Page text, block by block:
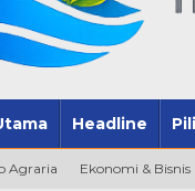
Headline
Agraria Ekonomi & Bisnis